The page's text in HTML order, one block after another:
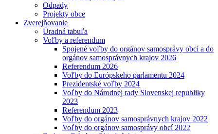
Odpady
Projekty obce
Zverejňovanie
Úradná tabuľa
Voľby a referendum
Spojené voľby do orgánov samosprávy obcí a do
orgánov samosprávnych krajov 2026
Referendum 2026
Voľby do Európskeho parlamentu 2024
Prezidentské voľby 2024
Voľby do Národnej rady Slovenskej republiky
2023
Referendum 2023
Voľby do orgánov samosprávnych krajov 2022
Voľby do orgánov samosprávy obcí 2022